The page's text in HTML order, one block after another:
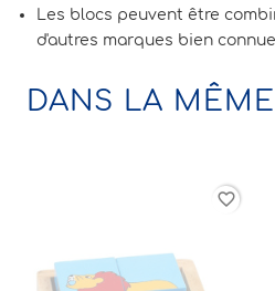
Les blocs peuvent être
d'autres marques bien
DANS LA
favorite_border